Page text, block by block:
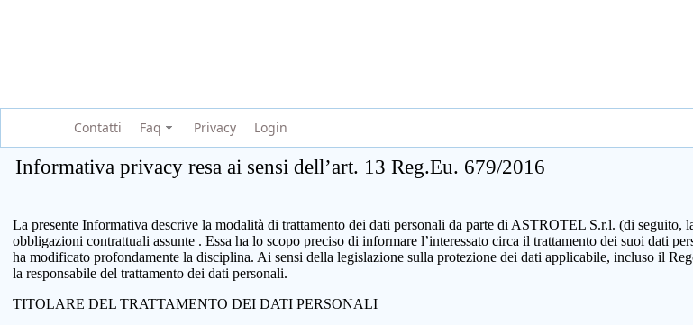
Contatti Faq Privacy Login
Informativa privacy resa ai sensi dell’art. 13 Reg.Eu. 679/2016
La presente Informativa descrive la modalità di trattamento dei dati personali da parte di ASTROTEL S.r.l. (di seguito,
obbligazioni contrattuali assunte . Essa ha lo scopo preciso di informare l’interessato circa il trattamento dei suoi dati
ha modificato profondamente la disciplina. Ai sensi della legislazione sulla protezione dei dati applicabile, incluso il
la responsabile del trattamento dei dati personali.
TITOLARE DEL TRATTAMENTO DEI DATI PERSONALI